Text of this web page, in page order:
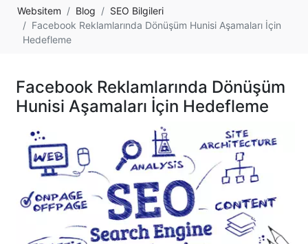
Websitem Blog
SEO Bilgileri
Facebook Reklamlarında Dönüşüm Hunisi Aşamaları İçin
Hedefleme
Facebook Reklamlarında Dönüşüm
Hunisi Aşamaları İçin Hedefleme